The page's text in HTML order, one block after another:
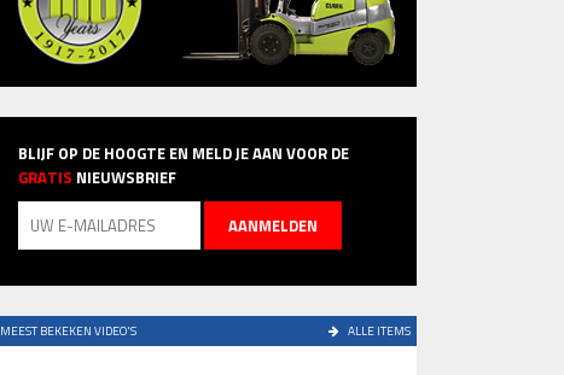
BLIJF OP DE HOOGTE EN MELD JE AAN VOOR DE
GRATIS NIEUWSBRIEF
MEEST BEKEKEN VIDEO'S ALLE ITEMS